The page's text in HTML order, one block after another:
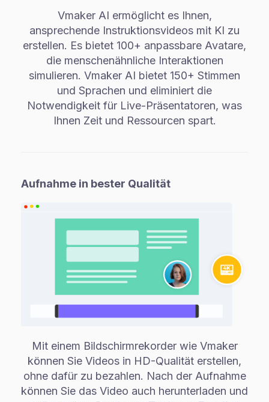
Vmaker AI ermöglicht es Ihnen,
ansprechende Instruktionsvideos mit KI zu
erstellen. Es bietet 100+ anpassbare Avatare,
die menschenähnliche Interaktionen
simulieren. Vmaker AI bietet 150+ Stimmen
und Sprachen und eliminiert die
Notwendigkeit für Live-Präsentatoren, was
Ihnen Zeit und Ressourcen spart.
Aufnahme in bester Qualität
Mit einem Bildschirmrekorder wie Vmaker
können Sie Videos in HD-Qualität erstellen,
ohne dafür zu bezahlen. Nach der Aufnahme
können Sie das Video auch herunterladen und